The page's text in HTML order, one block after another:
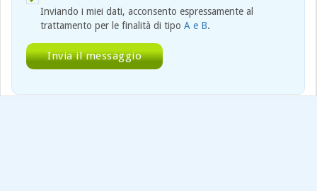
Inviando i miei dati, acconsento espressamente al
trattamento per le finalità di tipo A e B.